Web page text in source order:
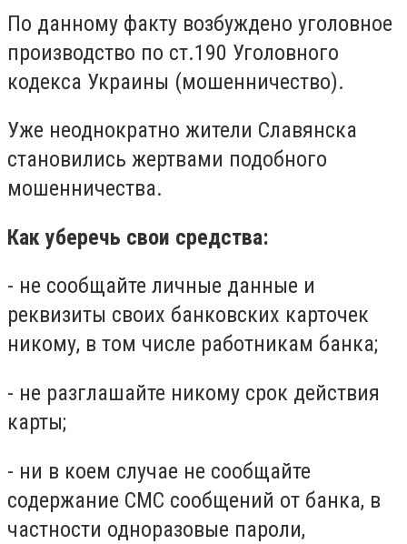
По данному факту возбуждено уголовное
производство по ст.190 Уголовного
кодекса Украины (мошенничество).
Уже неоднократно жители Славянска
становились жертвами подобного
мошенничества.
Как уберечь свои средства:
- не сообщайте личные данные и
реквизиты своих банковских карточек
никому, в том числе работникам банка;
- не разглашайте никому срок действия
карты;
- ни в коем случае не сообщайте
содержание СМС сообщений от банка, в
частности одноразовые пароли,